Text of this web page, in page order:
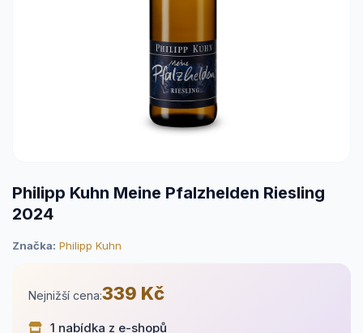
Philipp Kuhn Meine Pfalzhelden Riesling
2024
Značka: Philipp Kuhn
Nejnižší cena:339 Kč
1 nabídka z e-shopů